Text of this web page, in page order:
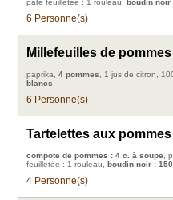
pâte feuilletée : 1 rouleau, boudin noir
6 Personne(s)
Millefeuilles de
paprika, 4 pommes , 1 jus de citron,
blancs
6 Personne(s)
Tartelettes aux
compote de pommes : 4 c. à soupe ,
feuilletée : 1 rouleau, boudin noir :
4 Personne(s)